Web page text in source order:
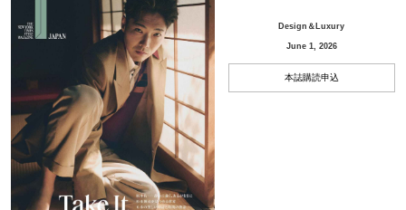
Design＆Luxury
June 1, 2026
本誌購読申込